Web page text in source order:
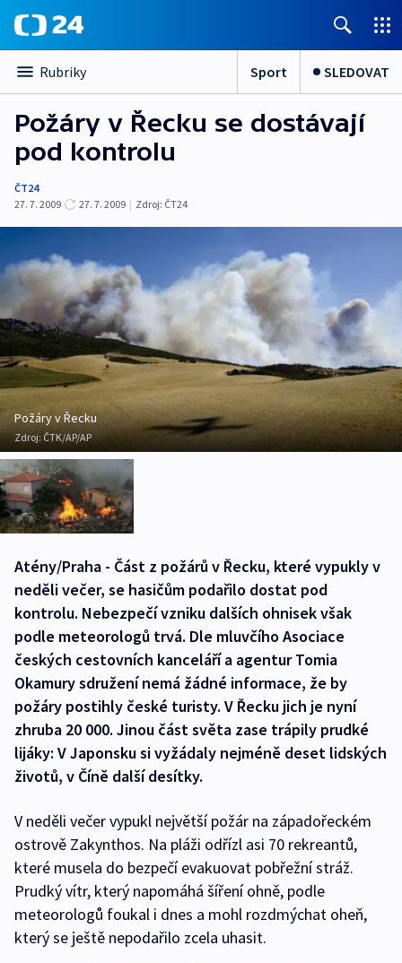
Rubriky Sport SLEDOVAT
Požáry v Řecku se dostávají
pod kontrolu
ČT24
27. 7. 2009
27. 7. 2009 | Zdroj: ČT24
Požáry v Řecku
Zdroj: ČTK/AP/AP
Atény/Praha - Část z požárů v Řecku, které vypukly v
neděli večer, se hasičům podařilo dostat pod
kontrolu. Nebezpečí vzniku dalších ohnisek však
podle meteorologů trvá. Dle mluvčího Asociace
českých cestovních kanceláří a agentur Tomia
Okamury sdružení nemá žádné informace, že by
požáry postihly české turisty. V Řecku jich je nyní
zhruba 20 000. Jinou část světa zase trápily prudké
lijáky: V Japonsku si vyžádaly nejméně deset lidských
životů, v Číně další desítky.
V neděli večer vypukl největší požár na západořeckém
ostrově Zakynthos. Na pláži odřízl asi 70 rekreantů,
které musela do bezpečí evakuovat pobřežní stráž.
Prudký vítr, který napomáhá šíření ohně, podle
meteorologů foukal i dnes a mohl rozdmýchat oheň,
který se ještě nepodařilo zcela uhasit.